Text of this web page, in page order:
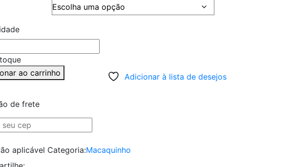
ao carrinho
Adicionar à lista de desejos
de frete
aplicável Categoria:Macaquinho